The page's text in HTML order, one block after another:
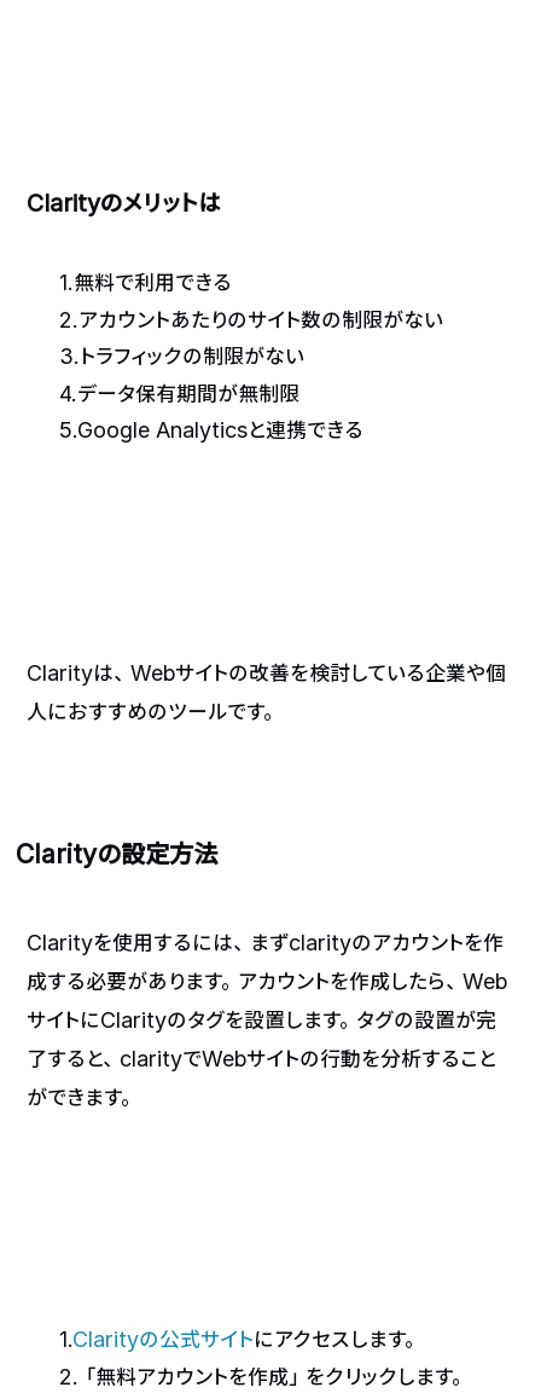
Clarityのメリットは
1.無料で利用できる
2.アカウントあたりのサイト数の制限がない
3.トラフィックの制限がない
4.データ保有期間が無制限
5.Google Analyticsと連携できる
Clarityは、Webサイトの改善を検討している企業や個
人におすすめのツールです。
Clarityの設定方法
Clarityを使用するには、まずclarityのアカウントを作
成する必要があります。アカウントを作成したら、Web
サイトにClarityのタグを設置します。タグの設置が完
了すると、clarityでWebサイトの行動を分析すること
ができます。
1.Clarityの公式サイトにアクセスします。
2.「無料アカウントを作成」をクリックします。